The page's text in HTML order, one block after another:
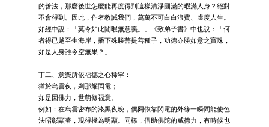
的善法，那麼後世怎麼能再度得到這樣清淨圓滿的暇滿人身？絕對
不會得到。因此，作者教誡我們，萬萬不可白白浪費、虛度人生。
如經中說：「莫令如此閒暇無意義。」《致弟子書》中也說：「何
者得已越至生海岸，播下殊勝菩提善種子，功德亦勝如意之寶珠，
如是人身誰令空無果？」
丁二、意樂所依福德之心稀罕：
猶於烏雲夜，剎那耀閃電；
如是因佛力，世萌修福意。
例如：在烏雲密布的漆黑夜晚，偶爾依靠閃電的外緣一瞬間能使色
法昭彰顯著，現得極為明顯。同樣，借助佛陀的威德力，有時候也